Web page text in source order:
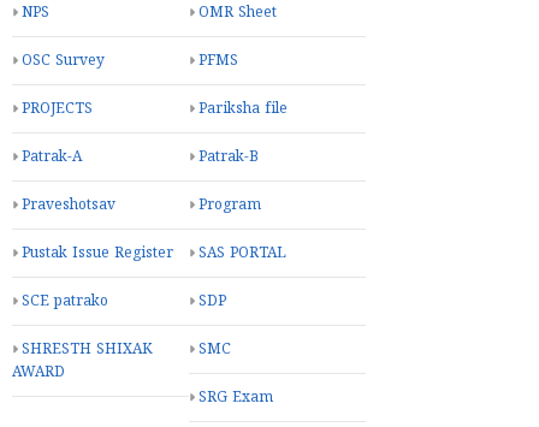
NPS OMR Sheet
OSC Survey PFMS
PROJECTS Pariksha file
Patrak-A Patrak-B
Praveshotsav Program
Pustak Issue Register SAS PORTAL
SCE patrako SDP
SHRESTH SHIXAK
AWARD
SMC
SRG Exam